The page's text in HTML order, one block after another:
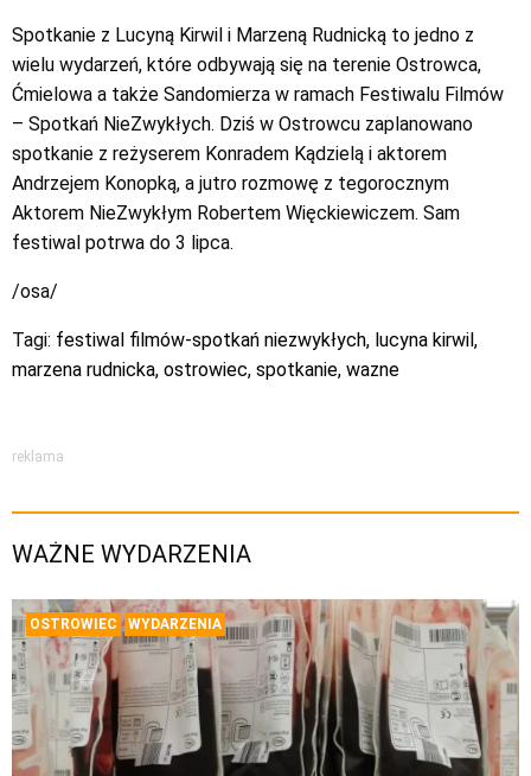
Spotkanie z Lucyną Kirwil i Marzeną Rudnicką to jedno z
wielu wydarzeń, które odbywają się na terenie Ostrowca,
Ćmielowa a także Sandomierza w ramach Festiwalu Filmów
– Spotkań NieZwykłych. Dziś w Ostrowcu zaplanowano
spotkanie z reżyserem Konradem Kądzielą i aktorem
Andrzejem Konopką, a jutro rozmowę z tegorocznym
Aktorem NieZwykłym Robertem Więckiewiczem. Sam
festiwal potrwa do 3 lipca.
/osa/
Tagi: festiwal filmów-spotkań niezwykłych, lucyna kirwil,
marzena rudnicka, ostrowiec, spotkanie, wazne
reklama
WAŻNE WYDARZENIA
OSTROWIEC WYDARZENIA